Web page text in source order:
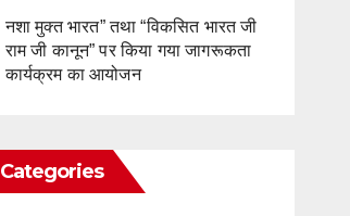
नशा मुक्त भारत” तथा “विकसित भारत जी
राम जी कानून” पर किया गया जागरूकता
कार्यक्रम का आयोजन
Categories